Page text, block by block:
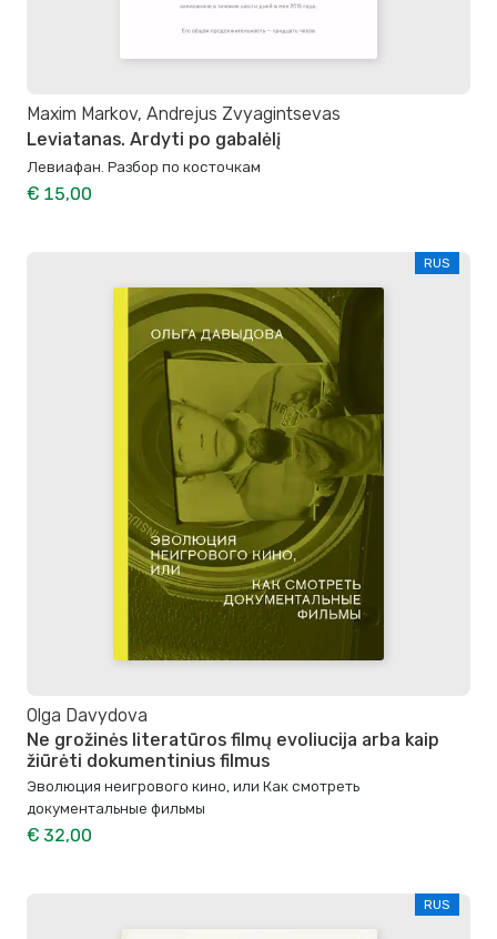
Maxim Markov, Andrejus Zvyagintsevas
Leviatanas. Ardyti po gabalėlį
Левиафан. Разбор по косточкам
€ 15,00
RUS
Olga Davydova
Ne grožinės literatūros filmų evoliucija arba kaip
žiūrėti dokumentinius filmus
Эволюция неигрового кино, или Как смотреть
документальные фильмы
€ 32,00
RUS